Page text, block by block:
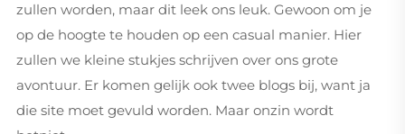
zullen worden, maar dit leek ons leuk. Gewoon om je
op de hoogte te houden op een casual manier. Hier
zullen we kleine stukjes schrijven over ons grote
avontuur. Er komen gelijk ook twee blogs bij, want ja
die site moet gevuld worden. Maar onzin wordt